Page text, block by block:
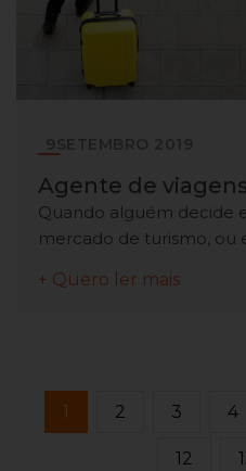
Agente de
Quando alguém decide
mercado de turismo, ou
+ Quero ler mais
1 2 3 4
12